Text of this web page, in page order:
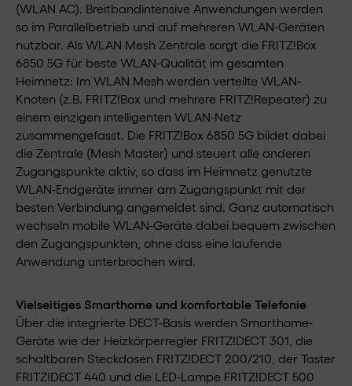
(WLAN AC). Breitbandintensive Anwendungen werden
so im Parallelbetrieb und auf mehreren WLAN-Geräten
nutzbar. Als WLAN Mesh Zentrale sorgt die FRITZ!Box
6850 5G für beste WLAN-Qualität im gesamten
Heimnetz: Im WLAN Mesh werden verteilte WLAN-
Knoten (z.B. FRITZ!Box und mehrere FRITZ!Repeater) zu
einem einzigen intelligenten WLAN-Netz
zusammengefasst. Die FRITZ!Box 6850 5G bildet dabei
die Zentrale (Mesh Master) und steuert alle anderen
Zugangspunkte aktiv, so dass im Heimnetz genutzte
WLAN-Endgeräte immer am Zugangspunkt mit der
besten Verbindung angemeldet sind. Ganz automatisch
wechseln mobile WLAN-Geräte dabei bequem zwischen
den Zugangspunkten, ohne dass eine laufende
Anwendung unterbrochen wird.
Vielseitiges Smarthome und komfortable Telefonie
Über die integrierte DECT-Basis werden Smarthome-
Geräte wie der Heizkörperregler FRITZ!DECT 301, die
schaltbaren Steckdosen FRITZ!DECT 200/210, der Taster
FRITZ!DECT 440 und die LED-Lampe FRITZ!DECT 500